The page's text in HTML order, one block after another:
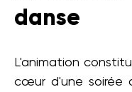
danse
L'animation
cœur d'une soirée